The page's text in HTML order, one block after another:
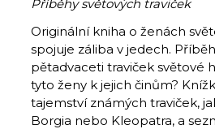
Příběhy světových traviček
Originální kniha o ženách
spojuje záliba v jedech.
pětadvaceti traviček světové
tyto ženy k jejich činům?
tajemství známých traviček,
Borgia nebo Kleopatra, a